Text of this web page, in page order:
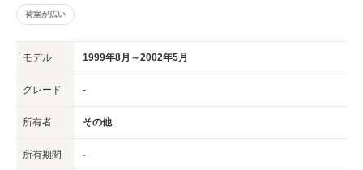
荷室が広い
モデル 1999年8月～2002年5月
グレード -
所有者 その他
所有期間 -